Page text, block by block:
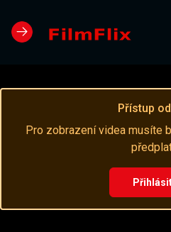
Přístup
Pro zobrazení videa musíte